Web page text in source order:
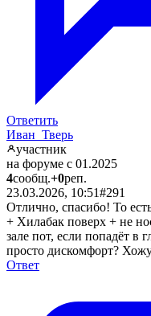
Ответить
Иван_Тверь
участник
на форуме с 01.2025
4сообщ.+0реп.
23.03.2026, 10:51#291
Отлично, спасибо! То
+ Хилабак поверх + не
зале пот, если попадёт в
просто дискомфорт?
Ответ